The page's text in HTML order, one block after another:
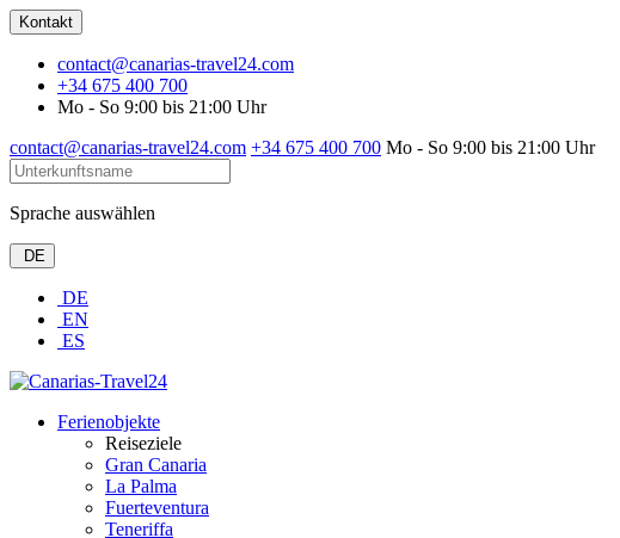
Kontakt
contact@canarias-travel24.com
+34 675 400 700
Mo - So 9:00 bis 21:00 Uhr
contact@canarias-travel24.com +34 675 400 700 Mo - So 9:00 bis 21:00 Uhr
Sprache auswählen
DE
DE
EN
ES
Ferienobjekte
Reiseziele
Gran Canaria
La Palma
Fuerteventura
Teneriffa